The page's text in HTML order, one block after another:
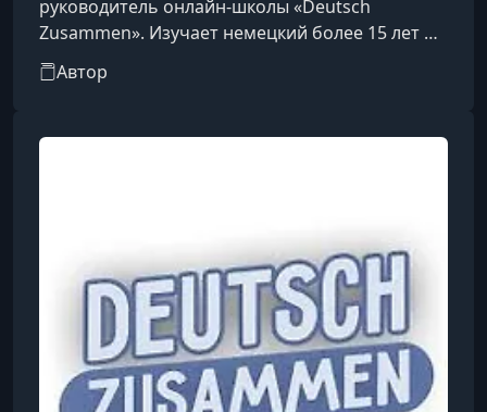
руководитель онлайн-школы «Deutsch
Zusammen». Изучает немецкий более 15 лет —
с начальной школы — и имеет профильное
образование переводчика, полученное в
Саарбрюкен, а также была стипендиатом
уровня в короткие сроки. Начинала с частного
репетиторства, а со
Автор